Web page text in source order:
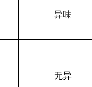
异味
无异